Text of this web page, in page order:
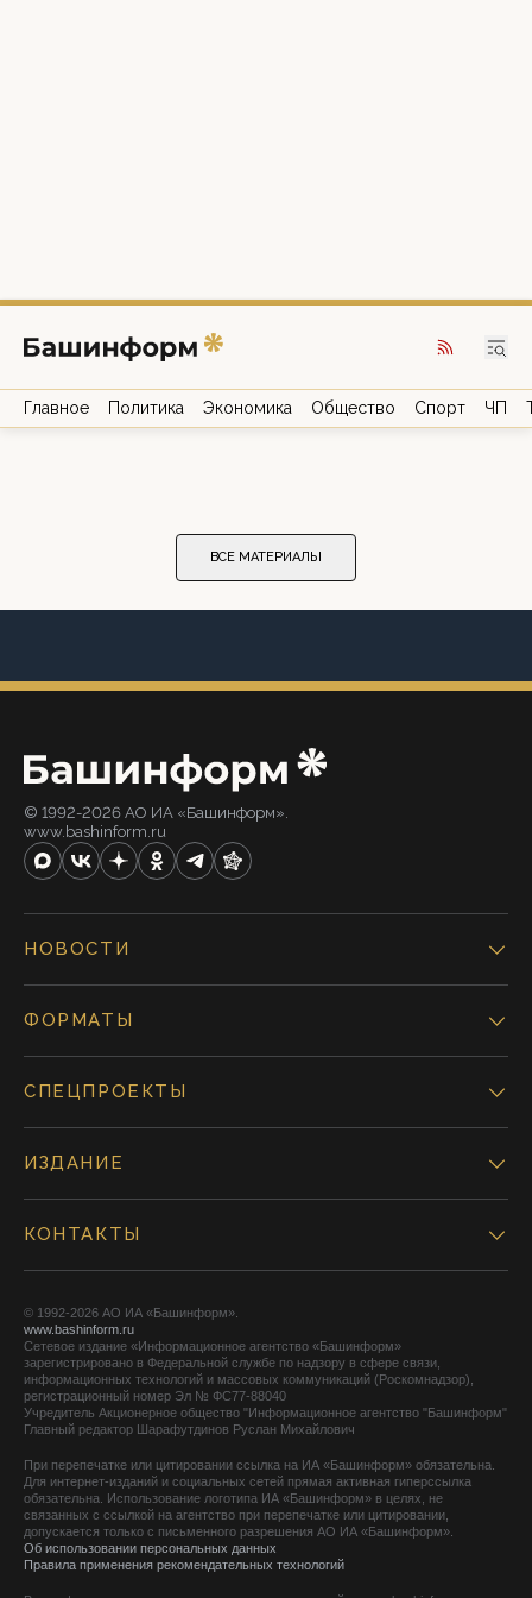
Главное Политика Экономика Общество Спорт ЧП
ВСЕ МАТЕРИАЛЫ
© 1992-2026 АО ИА «Башинформ».
www.bashinform.ru
НОВОСТИ
ФОРМАТЫ
СПЕЦПРОЕКТЫ
ИЗДАНИЕ
КОНТАКТЫ
© 1992-2026 АО ИА «Башинформ».
www.bashinform.ru
Сетевое издание «Информационное агентство «Башинформ»
зарегистрировано в Федеральной службе по надзору в сфере связи,
информационных технологий и массовых коммуникаций (Роскомнадзор),
регистрационный номер Эл № ФС77-88040
Учредитель Акционерное общество "Информационное агентство "Башинформ"
Главный редактор Шарафутдинов Руслан Михайлович
При перепечатке или цитировании ссылка на ИА «Башинформ» обязательна.
Для интернет-изданий и социальных сетей прямая активная гиперссылка
обязательна. Использование логотипа ИА «Башинформ» в целях, не
связанных с ссылкой на агентство при перепечатке или цитировании,
допускается только с письменного разрешения АО ИА «Башинформ».
Об использовании персональных данных
Правила применения рекомендательных технологий